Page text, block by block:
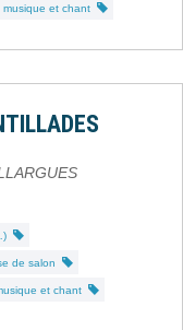
musique et chant
de salon
et chant